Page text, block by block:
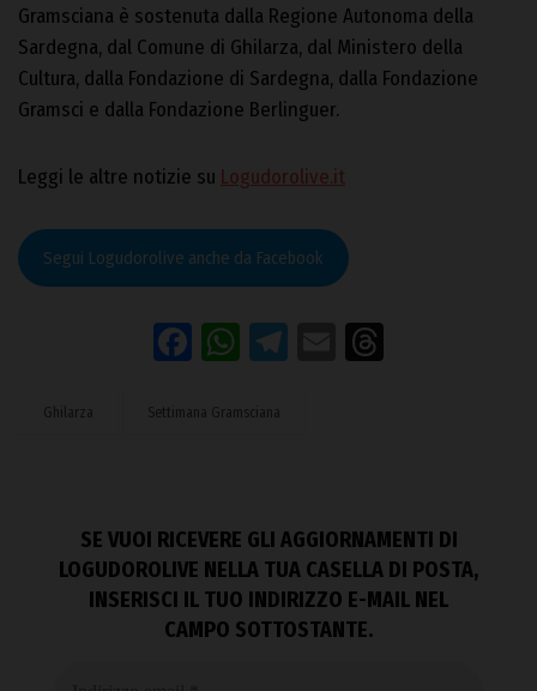
Gramsciana è sostenuta dalla Regione Autonoma della
Sardegna, dal Comune di Ghilarza, dal Ministero della
Cultura, dalla Fondazione di Sardegna, dalla Fondazione
Gramsci e dalla Fondazione Berlinguer.
Leggi le altre notizie su Logudorolive.it
Segui Logudorolive anche da Facebook
Facebook
WhatsApp
Telegram
Email
Ghilarza Settimana Gramsciana
SE VUOI RICEVERE GLI AGGIORNAMENTI DI
LOGUDOROLIVE NELLA TUA CASELLA DI POSTA,
INSERISCI IL TUO INDIRIZZO E-MAIL NEL
CAMPO SOTTOSTANTE.